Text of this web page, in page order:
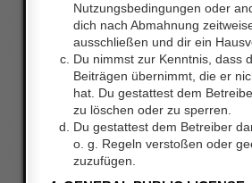
Nutzungsbedingungen oder
dich nach Abmahnung
ausschließen und dir ein
Du nimmst zur Kenntnis, dass
Beiträgen übernimmt, die er
hat. Du gestattest dem
zu löschen oder zu sperren.
Du gestattest dem Betreiber
o. g. Regeln verstoßen oder
zuzufügen.